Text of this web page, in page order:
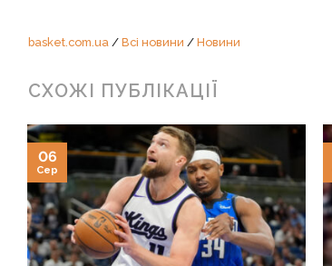
basket.com.ua / Всі новини / Новини
СХОЖІ ПУБЛІКАЦІЇ
06
Сер